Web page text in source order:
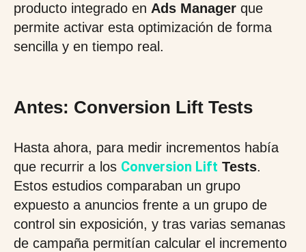
producto integrado en Ads Manager que
permite activar esta optimización de forma
sencilla y en tiempo real.
Antes: Conversion Lift Tests
Hasta ahora, para medir incrementos había
que recurrir a los Conversion Lift Tests.
Estos estudios comparaban un grupo
expuesto a anuncios frente a un grupo de
control sin exposición, y tras varias semanas
de campaña permitían calcular el incremento